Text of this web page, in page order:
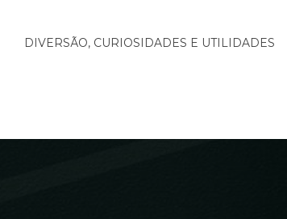
DIVERSÃO, CURIOSIDADES E UTILIDADES